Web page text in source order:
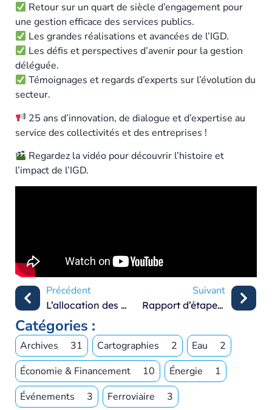
Retour sur un quart de siècle d’engagement pour
une gestion efficace des services publics.
Les grandes réalisations et avancées de l’IGD.
Les défis et perspectives d’avenir pour la gestion
déléguée.
Témoignages et regards d’experts sur l’évolution du
secteur.
25 ans d’innovation, de dialogue et d’expertise au
service des collectivités et des entreprises !
Regardez la vidéo pour découvrir l’histoire et
l’impact de l’IGD.
Précédent
L’allocation des risques dans les projets d’investissements publics
Suivant
Rapport d’étape du groupe de travail
Catégories :
Archives 31 Cartographies 2 Eau
2
Économie & Financement
10 Énergie
1
Événements
3 Ferroviaire
3